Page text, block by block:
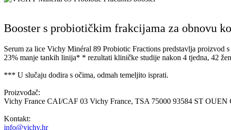
Booster s probiotičkim frakcijama za obnovu
Serum za lice Vichy Minéral 89 Probiotic Fractions predstavlja proizvod
23% manje tankih linija* * rezultati kliničke studije nakon 4 tjedna, 42
*** U slučaju dodira s očima, odmah temeljito isprati.
Proizvođač:
Vichy France CAI/CAF 03 Vichy France, TSA 75000 93584 ST OUEN
Kontakt:
info@vichy.hr